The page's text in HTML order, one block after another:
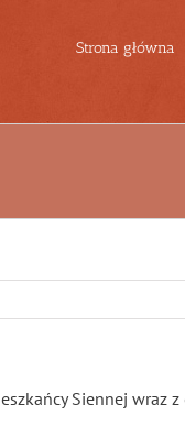
Strona główna
Siennej wraz